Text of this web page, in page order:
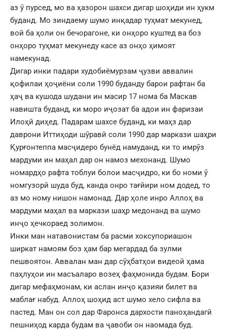
аз ӯ пурсед, мо ва ҳазорон шахси дигар шоҳиди ин ҳукм
буданд. Мо зиндаему шумо инқадар туҳмат мекунед,
вой ба ҳоли он бечорагоне, ки онҳоро куштед ва боз
онҳоро туҳмат мекунеду касе аз онҳо ҳимоят
намекунад.
Дигар инки падари худобиёмурзам ҷузви аввалин
қофилаи ҳоҷиёни соли 1990 буданду барои рафтан ба
ҳаҷ ва кушода шудани ин масир 17 нома ба Маскав
навишта буданд, ки моро иҷозат ба адои ин фаризаи
Илоҳӣ диҳед. Падарам шахсе буданд, ки маҳз дар
даврони Иттиҳоди шӯравӣ соли 1990 дар маркази шаҳри
Қурғонтеппа масҷидеро бунёд намуданд, ки то имрӯз
мардуми ин маҳал дар он намоз мехонанд. Шумо
номардҳо рафта тоблуи болои масҷидро, ки бо номи ӯ
номгузорӣ шуда буд, канда онро тағйири ном додед, то
аз мо ному нишон намонад. Дар ҳоле инро Аллоҳ ва
мардуми маҳал ва маркази шаҳр медонанд ва шумо
инҷо ҳечкораед золимон.
Инки ман натавонистам ба расми хоксупориашон
ширкат намоям боз ҳам бар мегардад ба зулми
пешвоятон. Аввалан ман дар сӯҳбатҳои видеоӣ ҳама
паҳлуҳои ин масъаларо возеҳ фаҳмонида будам. Бори
дигар мефаҳмонам, ки аслан инҷо қазияи билет ва
маблағ набуд. Аллоҳ шоҳид аст шумо хело сифла ва
пастед. Ман он сол дар Фаронса дархости паноҳандагӣ
пешниҳод карда будам ва ҷавоби он наомада буд.